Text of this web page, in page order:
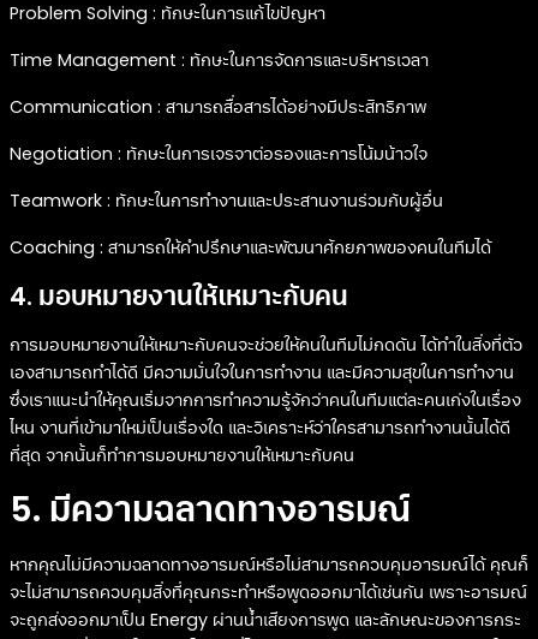
Problem Solving : ทักษะในการแก้ไขปัญหา
Time Management : ทักษะในการจัดการและบริหารเวลา
Communication : สามารถสื่อสารได้อย่างมีประสิทธิภาพ
Negotiation : ทักษะในการเจรจาต่อรองและการโน้มน้าวใจ
Teamwork : ทักษะในการทำงานและประสานงานร่วมกับผู้อื่น
Coaching : สามารถให้คำปรึกษาและพัฒนาศักยภาพของคนในทีมได้
4. มอบหมายงานให้เหมาะกับคน
การมอบหมายงานให้เหมาะกับคนจะช่วยให้คนในทีมไม่กดดัน ได้ทำในสิ่งที่ตัว
เองสามารถทำได้ดี มีความมั่นใจในการทำงาน และมีความสุขในการทำงาน
ซึ่งเราแนะนำให้คุณเริ่มจากการทำความรู้จักว่าคนในทีมแต่ละคนเก่งในเรื่อง
ไหน งานที่เข้ามาใหม่เป็นเรื่องใด และวิเคราะห์ว่าใครสามารถทำงานนั้นได้ดี
ที่สุด จากนั้นก็ทำการมอบหมายงานให้เหมาะกับคน
5. มีความฉลาดทางอารมณ์
หากคุณไม่มีความฉลาดทางอารมณ์หรือไม่สามารถควบคุมอารมณ์ได้ คุณก็
จะไม่สามารถควบคุมสิ่งที่คุณกระทำหรือพูดออกมาได้เช่นกัน เพราะอารมณ์
จะถูกส่งออกมาเป็น Energy ผ่านน้ำเสียงการพูด และลักษณะของการกระ